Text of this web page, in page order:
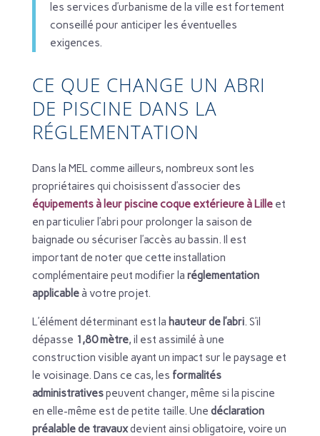
les services d’urbanisme de la ville est fortement
conseillé pour anticiper les éventuelles
exigences.
CE QUE CHANGE UN ABRI
DE PISCINE DANS LA
RÉGLEMENTATION
Dans la MEL comme ailleurs, nombreux sont les
propriétaires qui choisissent d’associer des
équipements à leur piscine coque extérieure à Lilleet
en particulier l’abri pour prolonger la saison de
baignade ou sécuriser l’accès au bassin. Il est
important de noter que cette installation
complémentaire peut modifier la réglementation
applicableà votre projet.
L’élément déterminant est la hauteur de l’abri. S’il
dépasse 1,80 mètre, il est assimilé à une
construction visible ayant un impact sur le paysage et
le voisinage. Dans ce cas, les formalités
administrativespeuvent changer, même si la piscine
en elle-même est de petite taille. Une déclaration
préalable de travauxdevient ainsi obligatoire, voire un